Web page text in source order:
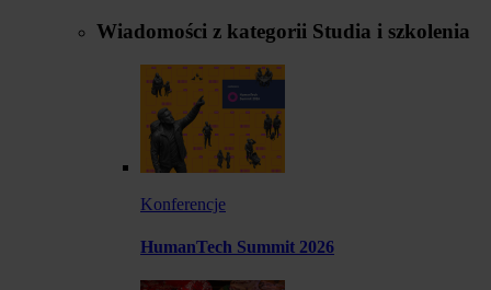
Wiadomości z kategorii Studia i szkolenia
Konferencje
HumanTech Summit 2026